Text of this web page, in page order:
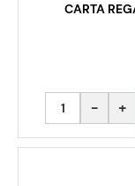
CARTA
Quantità